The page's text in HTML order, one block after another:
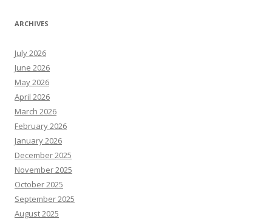
ARCHIVES
July 2026
June 2026
May 2026
April 2026
March 2026
February 2026
January 2026
December 2025
November 2025
October 2025
September 2025
August 2025